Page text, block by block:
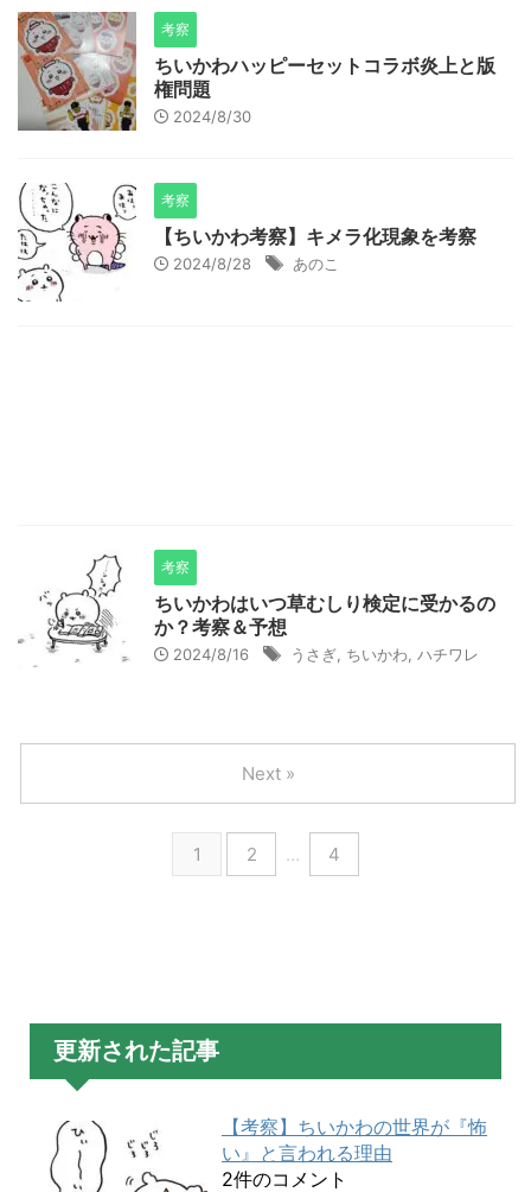
考察
ちいかわハッピーセットコラボ炎上と版
権問題
2024/8/30
考察
【ちいかわ考察】キメラ化現象を考察
2024/8/28 あのこ
考察
ちいかわはいつ草むしり検定に受かるの
か？考察＆予想
2024/8/16 うさぎ ちいかわ ハチワレ
1 2 … 4
Next »
更新された記事
【考察】ちいかわの世界が『怖
い』と言われる理由
2件のコメント